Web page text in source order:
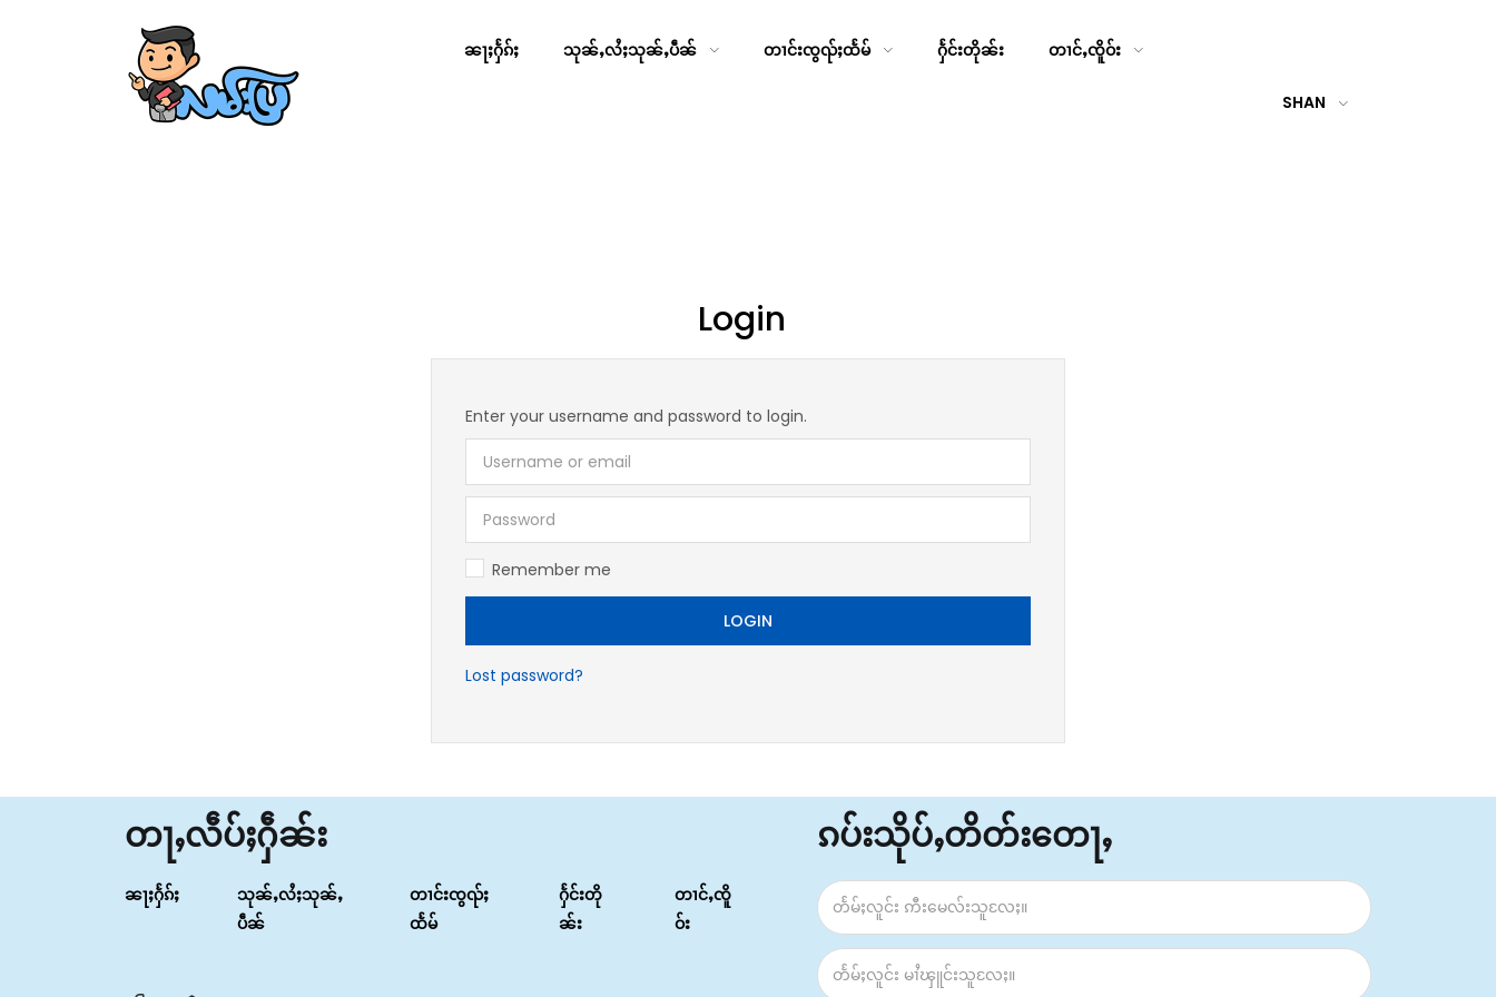
ၼႃႈႁႅၵ်ႈ သုၼ်ႇလႆႈသုၼ်ႇပဵၼ် တၢင်းၸွၺ်ႈထႅမ် ႁႅင်းတိုၼ်း တၢင်ႇၸိူဝ်း
SHAN
Login
Enter your username and password to login.
Remember me
LOGIN
Lost password?
တႃႇလဵပ်ႈႁဵၼ်း
ၼႃႈႁႅၵ်ႈ
သုၼ်ႇလႆႈသုၼ်ႇ
ပဵၼ်
တၢင်းၸွၺ်ႈ
ထႅမ်
ႁႅင်းတို
ၼ်း
တၢင်ႇၸိူ
ဝ်း
ၵပ်းသိုပ်ႇတိတ်းတေႃႇ